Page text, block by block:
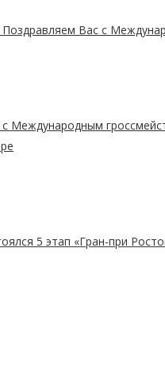
Вас с
Международным
5 этап «Гран-при